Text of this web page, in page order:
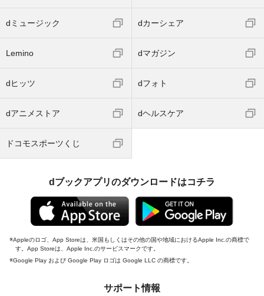
dミュージック dカーシェア
Lemino dマガジン
dヒッツ dフォト
dアニメストア dヘルスケア
ドコモスポーツくじ
dブックアプリのダウンロードはコチラ
Appleのロゴ、App Storeは、米国もしくはその他の国や地域におけるApple Inc.の商標で
す。App Storeは、Apple Inc.のサービスマークです。
Google Play および Google Play ロゴは Google LLC の商標です。
サポート情報